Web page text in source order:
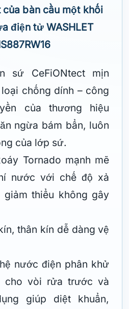
của bàn cầu một khối
điện tử WASHLET
sứ CeFiONtect mịn
chống dính – công
của thương hiệu
ngừa bám bẩn, luôn
của lớp sứ.
Tornado mạnh mẽ
nước với chế độ xả
giảm thiểu không gây
thân kín dễ dàng vệ
nước điện phân khử
cho vòi rửa trước và
giúp diệt khuẩn,